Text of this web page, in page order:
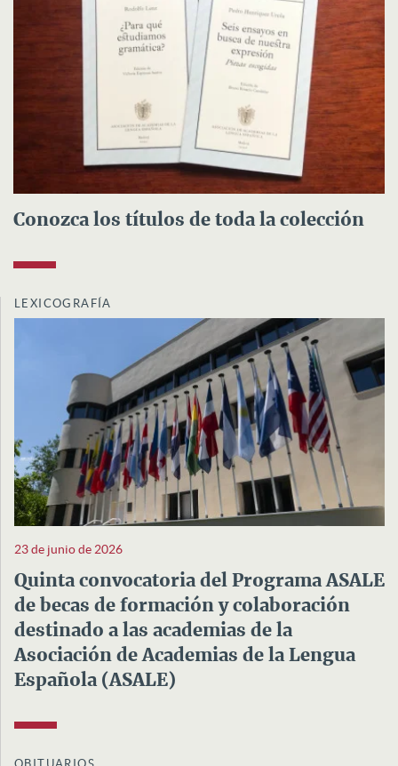
Conozca los títulos de toda la colección
LEXICOGRAFÍA
23 de junio de 2026
Quinta convocatoria del Programa ASALE
de becas de formación y colaboración
destinado a las academias de la
Asociación de Academias de la Lengua
Española (ASALE)